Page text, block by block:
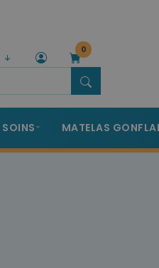
0
SOINS MATELAS